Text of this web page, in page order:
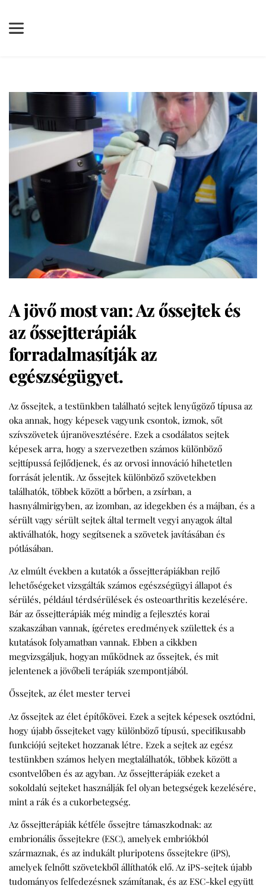
A jövő most van: Az őssejtek és
az őssejtterápiák
forradalmasítják az
egészségügyet.
Az őssejtek, a testünkben található sejtek lenyűgöző típusa az
oka annak, hogy képesek vagyunk csontok, izmok, sőt
szívszövetek újranövesztésére. Ezek a csodálatos sejtek
képesek arra, hogy a szervezetben számos különböző
sejttípussá fejlődjenek, és az orvosi innováció hihetetlen
forrását jelentik. Az őssejtek különböző szövetekben
találhatók, többek között a bőrben, a zsírban, a
hasnyálmirigyben, az izomban, az idegekben és a májban, és a
sérült vagy sérült sejtek által termelt vegyi anyagok által
aktiválhatók, hogy segítsenek a szövetek javításában és
pótlásában.
Az elmúlt években a kutatók a őssejtterápiákban rejlő
lehetőségeket vizsgálták számos egészségügyi állapot és
sérülés, például térdsérülések és osteoarthritis kezelésére.
Bár az őssejtterápiák még mindig a fejlesztés korai
szakaszában vannak, ígéretes eredmények születtek és a
kutatások folyamatban vannak. Ebben a cikkben
megvizsgáljuk, hogyan működnek az őssejtek, és mit
jelentenek a jövőbeli terápiák szempontjából.
Őssejtek, az élet mester tervei
Az őssejtek az élet építőkövei. Ezek a sejtek képesek osztódni,
hogy újabb őssejteket vagy különböző típusú, specifikusabb
funkciójú sejteket hozzanak létre. Ezek a sejtek az egész
testünkben számos helyen megtalálhatók, többek között a
csontvelőben és az agyban. Az őssejtterápiák ezeket a
sokoldalú sejteket használják fel olyan betegségek kezelésére,
mint a rák és a cukorbetegség.
Az őssejtterápiák kétféle őssejtre támaszkodnak: az
embrionális őssejtekre (ESC), amelyek embriókból
származnak, és az indukált pluripotens őssejtekre (iPS),
amelyek felnőtt szövetekből állíthatók elő. Az iPS-sejtek újabb
tudományos felfedezésnek számítanak, és az ESC-kkel együtt